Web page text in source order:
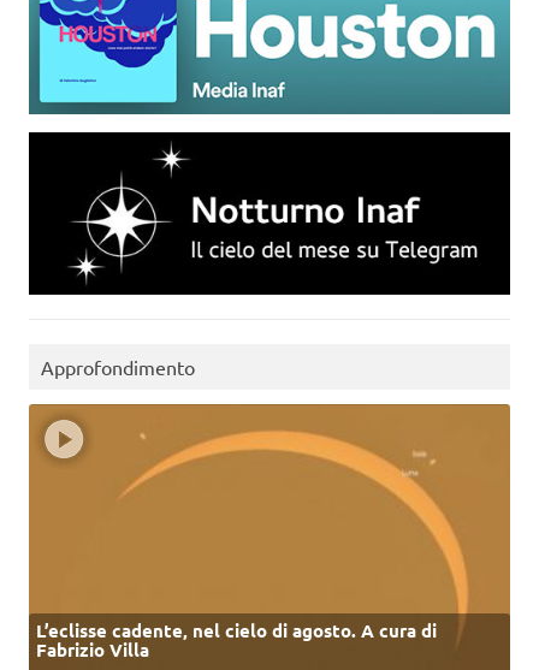
Approfondimento
L’eclisse cadente, nel cielo di agosto. A cura di
Fabrizio Villa